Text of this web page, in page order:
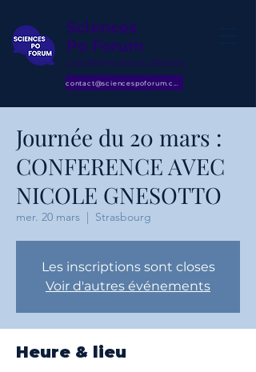
Sciences
Po Forum
Conférences et débats
Journée du 20 mars :
CONFERENCE AVEC
NICOLE GNESOTTO
mer. 20 mars
  |
Strasbourg
Les inscriptions sont closes
Voir d'autres événements
Heure & lieu